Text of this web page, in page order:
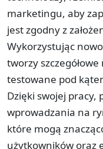
marketingu, aby
jest zgodny z
Wykorzystując
tworzy
testowane pod
Dzięki swojej pracy,
wprowadzania na
które mogą
użytkowników oraz